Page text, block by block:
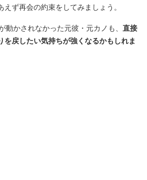
ず再会の約束をしてみましょう。
動かされなかった元彼・元カノも、 直接
を戻したい気持ちが強くなるかもしれま